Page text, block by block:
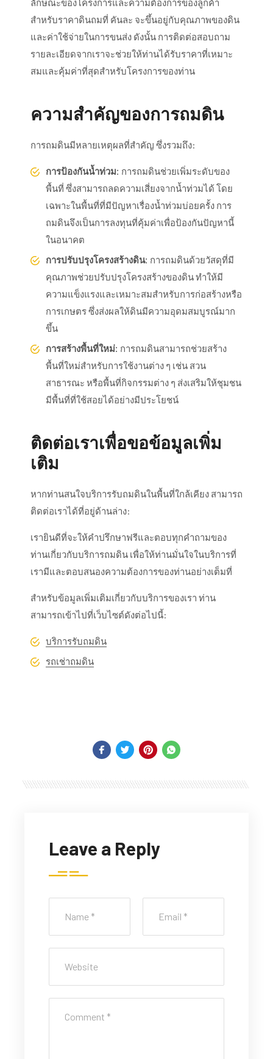
สำหรับราคาดินถมที่ คันละ จะขึ้นอยู่กับคุณภาพของดิน
และค่าใช้จ่ายในการขนส่ง ดังนั้น การติดต่อสอบถาม
รายละเอียดจากเราจะช่วยให้ท่านได้รับราคาที่เหมาะ
สมและคุ้มค่าที่สุดสำหรับโครงการของท่าน
ความสำคัญของการถมดิน
การถมดินมีหลายเหตุผลที่สำคัญ ซึ่งรวมถึง:
การป้องกันน้ำท่วม: การถมดินช่วยเพิ่มระดับของ
พื้นที่ ซึ่งสามารถลดความเสี่ยงจากน้ำท่วมได้ โดย
เฉพาะในพื้นที่ที่มีปัญหาเรื่องน้ำท่วมบ่อยครั้ง การ
ถมดินจึงเป็นการลงทุนที่คุ้มค่าเพื่อป้องกันปัญหานี้
ในอนาคต
การปรับปรุงโครงสร้างดิน: การถมดินด้วยวัสดุที่มี
คุณภาพช่วยปรับปรุงโครงสร้างของดิน ทำให้มี
ความแข็งแรงและเหมาะสมสำหรับการก่อสร้างหรือ
การเกษตร ซึ่งส่งผลให้ดินมีความอุดมสมบูรณ์มาก
ขึ้น
การสร้างพื้นที่ใหม่: การถมดินสามารถช่วยสร้าง
พื้นที่ใหม่สำหรับการใช้งานต่าง ๆ เช่น สวน
สาธารณะ หรือพื้นที่กิจกรรมต่าง ๆ ส่งเสริมให้ชุมชน
มีพื้นที่ที่ใช้สอยได้อย่างมีประโยชน์
ติดต่อเราเพื่อขอข้อมูลเพิ่ม
เติม
หากท่านสนใจบริการรับถมดินในพื้นที่ใกล้เคียง สามารถ
ติดต่อเราได้ที่อยู่ด้านล่าง:
เรายินดีที่จะให้คำปรึกษาฟรีและตอบทุกคำถามของ
ท่านเกี่ยวกับบริการถมดิน เพื่อให้ท่านมั่นใจในบริการที่
เรามีและตอบสนองความต้องการของท่านอย่างเต็มที่
สำหรับข้อมูลเพิ่มเติมเกี่ยวกับบริการของเรา ท่าน
สามารถเข้าไปที่เว็บไซต์ดังต่อไปนี้:
บริการรับถมดิน
รถเช่าถมดิน
Leave a Reply